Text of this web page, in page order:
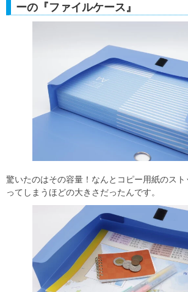
ーの『ファイルケース』
驚いたのはその容量！なんとコピー用紙のスト
ってしまうほどの大きさだったんです。